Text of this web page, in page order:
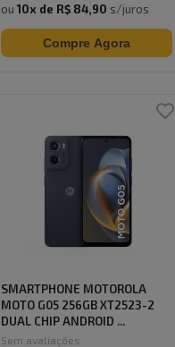
ou10x de R$ 84,90 s/juros
Compre Agora
SMARTPHONE MOTOROLA
MOTO G05 256GB XT2523-2
DUAL CHIP ANDROID ...
Sem avaliações